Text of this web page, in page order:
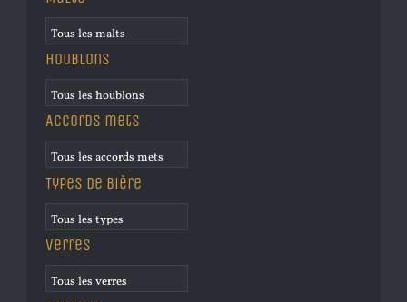
Houblons
Accords mets
Types de bière
Verres